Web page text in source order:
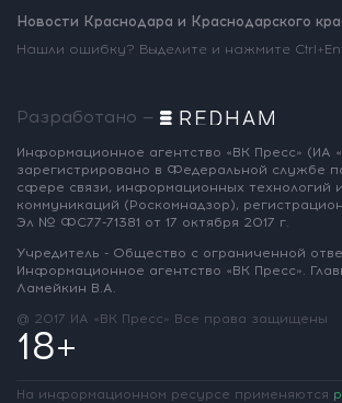
Новости Краснодара и Краснодарского
Нашли ошибку? Выделите и нажмите
Разработано —
Информационное агентство «ВК Пресс» (ИА
зарегистрировано в Федеральной службе
сфере связи, информационных технологий
коммуникаций (Роскомнадзор),
Эл № ФС77-71381 от 17 октября 2017 г.
Учредитель - Общество с ограниченной
Информационное агентство «ВК Пресс».
Ламейкин В.А.
@ 2017 ИА «ВК Пресс» Все права защищены
18+
На информационном ресурсе применяются